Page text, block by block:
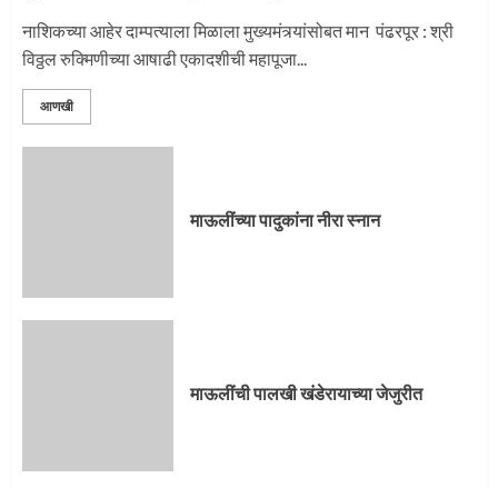
नाशिकच्या आहेर दाम्पत्याला मिळाला मुख्यमंत्र्यांसोबत मान पंढरपूर : श्री
विठ्ठल रुक्मिणीच्या आषाढी एकादशीची महापूजा...
आणखी
माऊलींच्या पादुकांना नीरा स्नान
माऊलींची पालखी खंडेरायाच्या जेजुरीत